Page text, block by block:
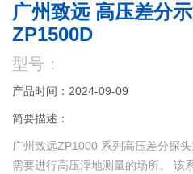
广州致远 高压差分
ZP1500D
型号：
产品时间：2024-09-09
简要描述：
广州致远ZP1000 系列高压差分探
需要进行高压浮地测量的场所。 该